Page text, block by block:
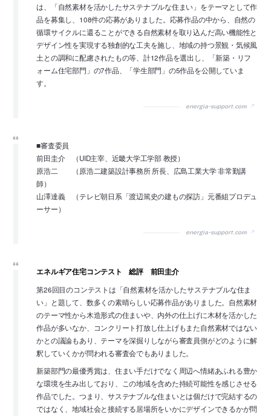
は、「自然素材を活かしたサステナブルな住まい」をテーマとして作
品を募集し、108件の応募がありました。応募作品の中から、自然の
循環サイクルに還ることができる自然素材を取り込んだ高い機能性と
デザイン性を実現する独創的な工夫を施し、地域の持つ景観・気候風
土との調和に配慮されたもの等、計12作品を選出し、「新築・リフ
ォーム住宅部門」の7作品、「学生部門」の5作品を公開していま
す。
energia-support.com
■審査委員
前田圭介 （UID主宰、近畿大学工学部 教授）
原浩二 （原浩二建築設計事務所 所長、広島工業大学 非常勤講
師）
山澤達義 （テレビ朝日系「渡辺篤史の建もの探訪」元番組プロデュ
ーサー）
energia-support.com
エネルギア住宅コンテスト 総評 前田圭介
第26回目のコンテストは「自然素材を活かしたサステナブルな住ま
い」と題して、数多くの素晴らしい応募作品がありました。自然素材
のテーマ性から木造形式の住まいや、内外の仕上げに木材を活かした
作品が多いなか、コンクリート打放し仕上げもまた自然素材ではない
かとの議論もあり、テーマを深掘りしながら審査員側がどのように解
釈していくかが問われる審査会でもありました。
新築部門の最優秀賞は、住まい手だけでなく周辺へ情緒あふれる豊か
な環境を生み出しており、この地域を含めた持続可能性を感じさせる
作品でした。つまり、サステナブルな住まいとは個だけで完結するの
ではなく、地域社会と接続する居場所をいかにデザインできるかが問